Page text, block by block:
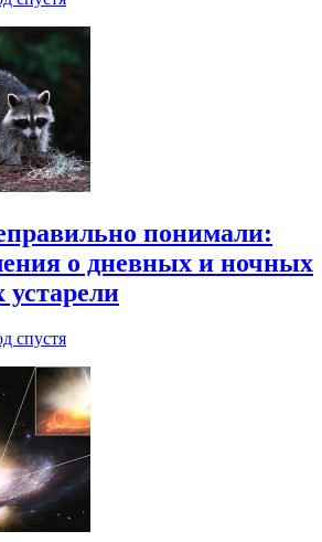
понимали:
о дневных и ночных
спустя